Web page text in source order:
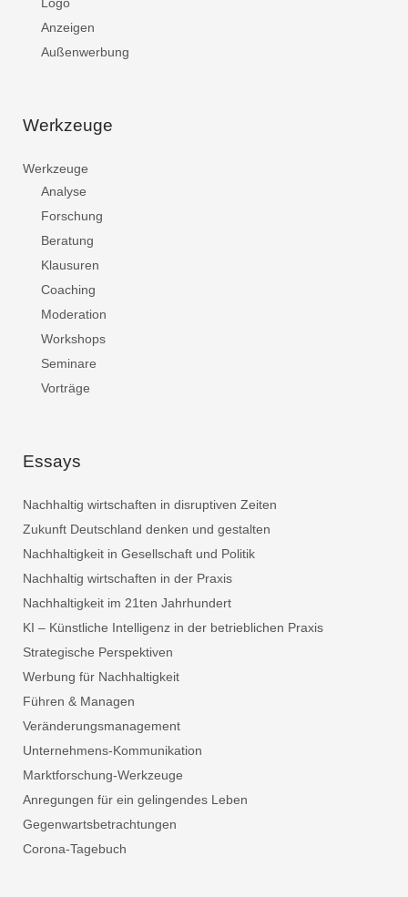
Anzeigen
Außenwerbung
Werkzeuge
Werkzeuge
Analyse
Forschung
Beratung
Klausuren
Coaching
Moderation
Workshops
Seminare
Vorträge
Essays
Nachhaltig wirtschaften in disruptiven Zeiten
Zukunft Deutschland denken und gestalten
Nachhaltigkeit in Gesellschaft und Politik
Nachhaltig wirtschaften in der Praxis
Nachhaltigkeit im 21ten Jahrhundert
KI – Künstliche Intelligenz in der betrieblichen Praxis
Strategische Perspektiven
Werbung für Nachhaltigkeit
Führen & Managen
Veränderungsmanagement
Unternehmens-Kommunikation
Marktforschung-Werkzeuge
Anregungen für ein gelingendes Leben
Gegenwartsbetrachtungen
Corona-Tagebuch